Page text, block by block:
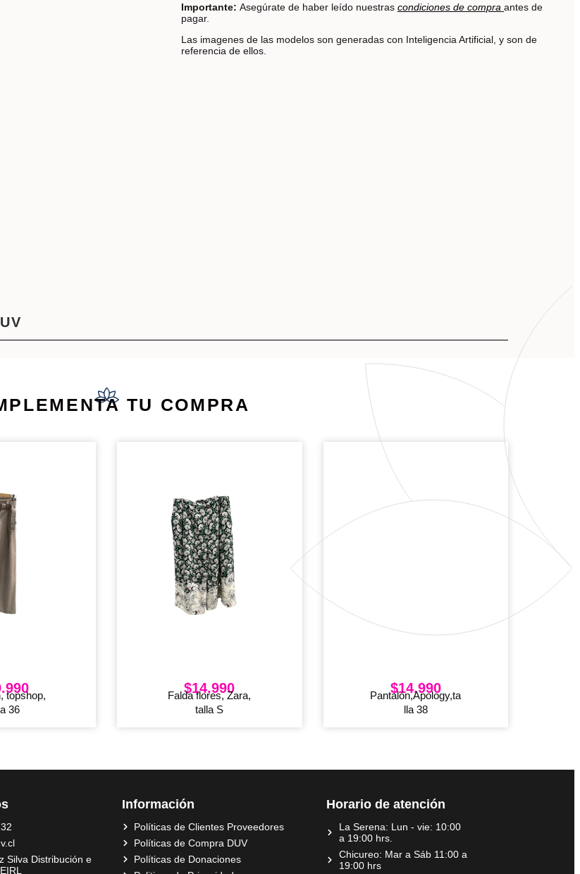
Importante: Asegúrate de haber leído nuestrascondiciones de compra antes de
pagar.
Las imagenes de las modelos son generadas con Inteligencia Artificial, y son de
referencia de ellos.
TU COMPRA
topshop,
36
$14.990
Falda flores, Zara,
talla S
$14.990
Pantalón,Apology,ta
lla 38
Silva Distribución e
Información
Políticas de Clientes Proveedores
Políticas de Compra DUV
Políticas de Donaciones
Horario de atención
La Serena: Lun - vie: 10:00
a 19:00 hrs.
Chicureo: Mar a Sáb 11:00 a
19:00 hrs